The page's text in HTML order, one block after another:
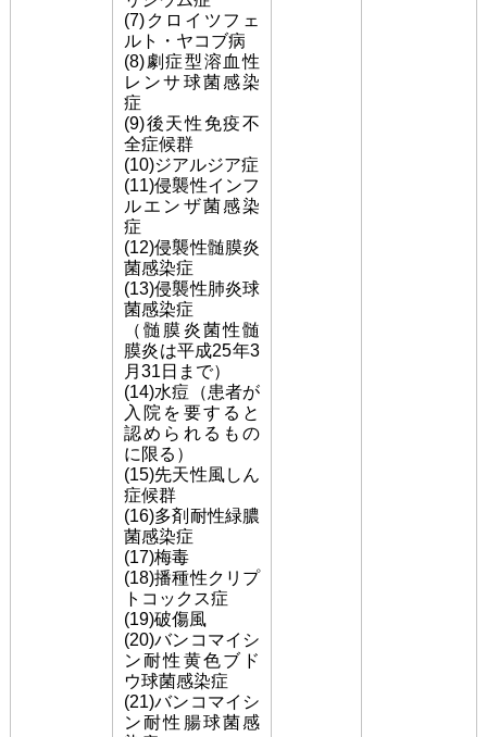
(7)クロイツフェ
ルト・ヤコブ病
(8)劇症型溶血性
レンサ球菌感染
症
(9)後天性免疫不
全症候群
(10)ジアルジア症
(11)侵襲性インフ
ルエンザ菌感染
症
(12)侵襲性髄膜炎
菌感染症
(13)侵襲性肺炎球
菌感染症
（髄膜炎菌性髄
膜炎は平成25年3
月31日まで）
(14)水痘（患者が
入院を要すると
認められるもの
に限る）
(15)先天性風しん
症候群
(16)多剤耐性緑膿
菌感染症
(17)梅毒
(18)播種性クリプ
トコックス症
(19)破傷風
(20)バンコマイシ
ン耐性黄色ブド
ウ球菌感染症
(21)バンコマイシ
ン耐性腸球菌感